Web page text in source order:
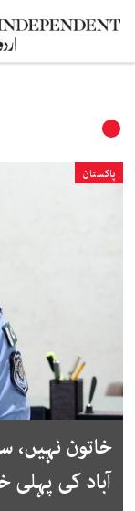
پاکستان
خاتون نہیں،
آباد کی پہلی